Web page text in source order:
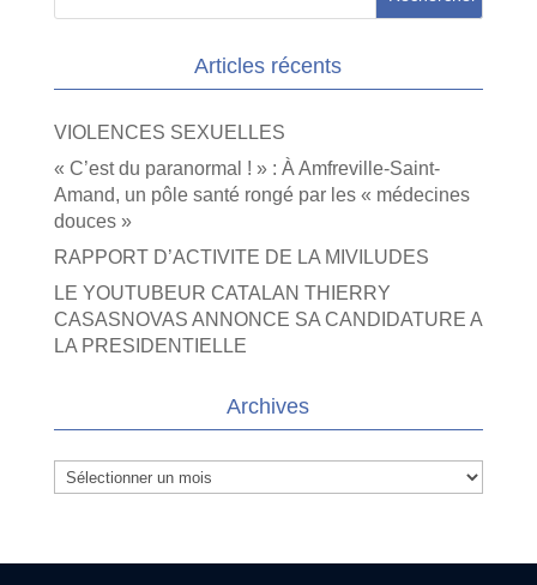
Articles récents
VIOLENCES SEXUELLES
« C’est du paranormal ! » : À Amfreville-Saint-
Amand, un pôle santé rongé par les « médecines
douces »
RAPPORT D’ACTIVITE DE LA MIVILUDES
LE YOUTUBEUR CATALAN THIERRY
CASASNOVAS ANNONCE SA CANDIDATURE A
LA PRESIDENTIELLE
Archives
Archives